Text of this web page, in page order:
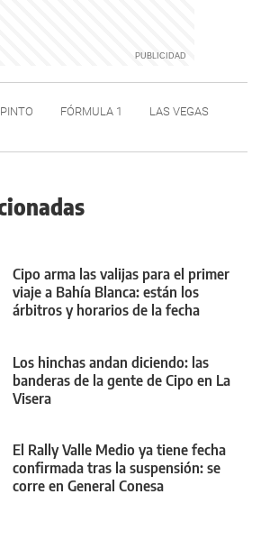
FÓRMULA 1
LAS VEGAS
Cipo arma las valijas para el primer
viaje a Bahía Blanca: están los
árbitros y horarios de la fecha
Los hinchas andan diciendo: las
banderas de la gente de Cipo en La
Visera
El Rally Valle Medio ya tiene fecha
confirmada tras la suspensión: se
corre en General Conesa